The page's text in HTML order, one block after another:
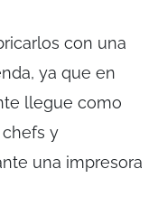
con una
ya que en
llegue como
chefs y
una impresora